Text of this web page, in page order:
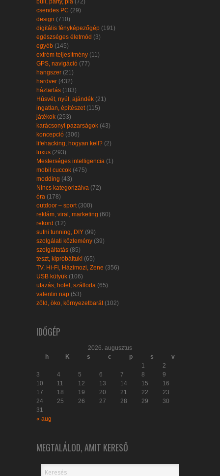
buli, party, pia (72)
csendes PC (29)
design (710)
digitális fényképezőgép (191)
egészséges életmód (3)
egyéb (145)
extrém teljesítmény (11)
GPS, navigáció (77)
hangszer (21)
hardver (432)
háztartás (183)
Húsvét, nyúl, ajándék (21)
ingatlan, építészet(115)
játékok (253)
karácsonyi pazarságok (43)
koncepció (306)
lifehacking, hogyan kell? (2)
luxus (293)
Mesterséges intelligencia (1)
mobil cuccok (475)
modding (43)
Nincs kategorizálva (72)
óra (178)
outdoor – sport(300)
reklám, viral, marketing (60)
rekord (12)
sufni tunning, DIY (99)
szolgálati közlemény (39)
szolgáltatás (85)
teszt, kipróbáltuk! (65)
TV, Hi-Fi, Házimozi, Zene (356)
USB kütyük (106)
utazás, hotel, szálloda (65)
valentin nap (53)
zöld, öko, környezetbarát(102)
IDŐGÉP
2026. augusztus
h
K s c p s
v
1
2
3
4 5 6 7 8
9
10
11 12 13 14 15
16
17
18 19 20 21 22
23
24
25 26 27 28 29
30
31
« aug
MEGTALÁLOD, AMIT KERESŐ